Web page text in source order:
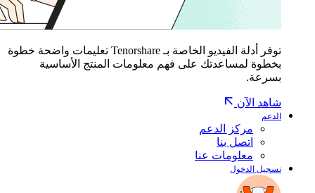
توفر أدلة الفيديو الخاصة بـ Tenorshare تعليمات واضحة خطوة
بخطوة لمساعدتك على فهم معلومات المنتج الأساسية
بسرعة.
شاهد الآن
الدعم
مركز الدعم
اتصل بنا
معلومات عنا
تسجيل الدخول